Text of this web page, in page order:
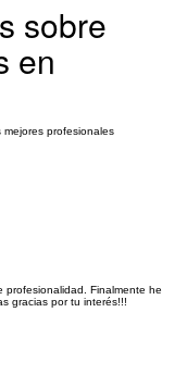
sobre
en
profesionales
profesionalidad. Finalmente he
gracias por tu interés!!!